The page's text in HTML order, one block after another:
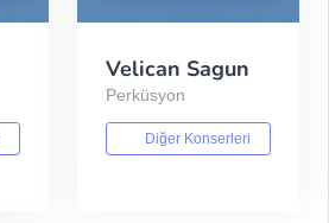
Velican Sagun
Perküsyon
Diğer Konserleri